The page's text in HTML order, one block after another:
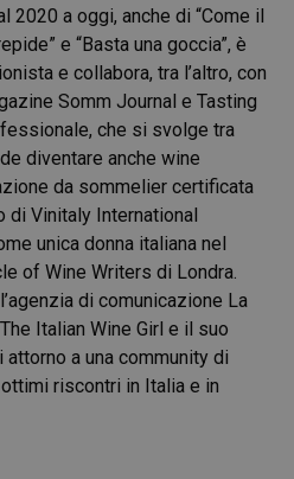
2020 a oggi, anche di “Come il
e “Basta una goccia”, è
e collabora, tra l’altro, con
Somm Journal e Tasting
che si svolge tra
diventare anche wine
da sommelier certificata
di Vinitaly International
unica donna italiana nel
of Wine Writers di Londra.
di comunicazione La
Italian Wine Girl e il suo
a una community di
riscontri in Italia e in